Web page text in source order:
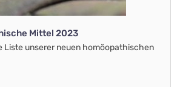
Mittel 2023
Liste unserer neuen homöopathischen